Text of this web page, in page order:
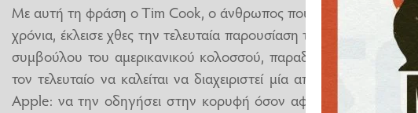
Με αυτή τη φράση o Tim Cook, ο άνθρωπος που είχε τα ηνία της
χρόνια, έκλεισε χθες την τελευταία παρουσίαση του έχοντας τον
συμβούλου του αμερικανικού κολοσσού, παραδίδοντας τα ηνία
τον τελευταίο να καλείται να διαχειριστεί μία από τις
Apple: να την οδηγήσει στην κορυφή όσον αφορά στην